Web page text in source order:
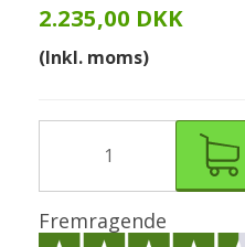
2.235,00 DKK
(Inkl. moms)
Fremragende